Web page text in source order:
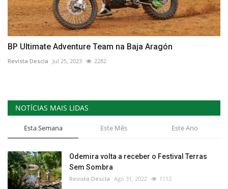
BP Ultimate Adventure Team na Baja Aragón
Revista Descla Jul 25, 2023 2282
NOTÍCIAS MAIS LIDAS
Esta Semana Este Mês Este Ano
Odemira volta a receber o Festival Terras
Sem Sombra
Revista Descla Ago 31, 2022 1112